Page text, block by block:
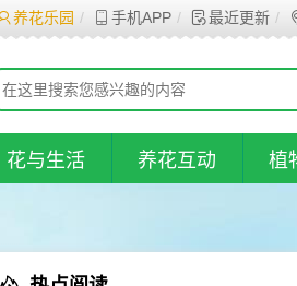
养花乐园 手机APP 最近更新
花与生活 养花互动 植